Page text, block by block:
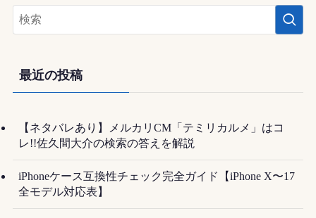
最近の投稿
【ネタバレあり】メルカリCM「テミリカルメ」はコ
レ!!佐久間大介の検索の答えを解説
iPhoneケース互換性チェック完全ガイド【iPhone X〜17
全モデル対応表】